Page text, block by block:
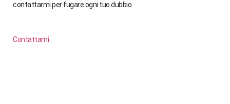
contattarmi per fugare ogni tuo dubbio.
Contattami